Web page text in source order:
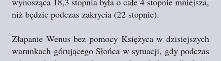
niż będzie podczas zakrycia (22 stopnie).
Złapanie Wenus bez pomocy Księżyca w dzisiejszych
warunkach górującego Słońca w sytuacji, gdy podczas